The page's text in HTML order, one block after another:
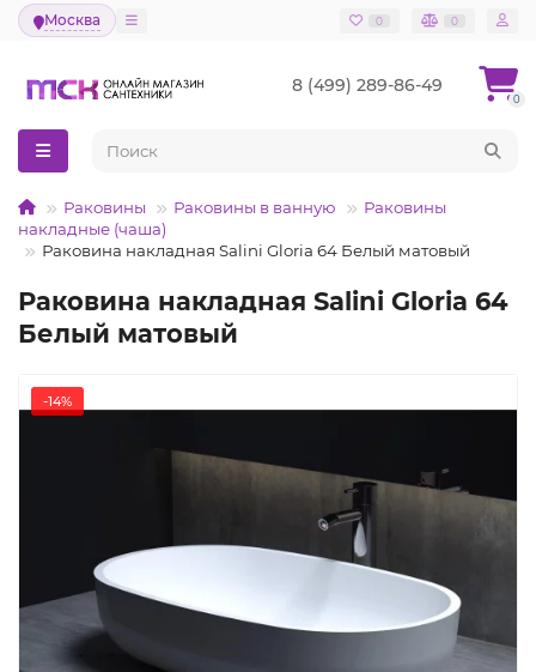
Москва 0 0
8 (499) 289-86-49
0
Раковины Раковины в ванную
Раковины
накладные (чаша)
Раковина накладная Salini Gloria 64 Белый матовый
Раковина накладная Salini Gloria 64
Белый матовый
-14%